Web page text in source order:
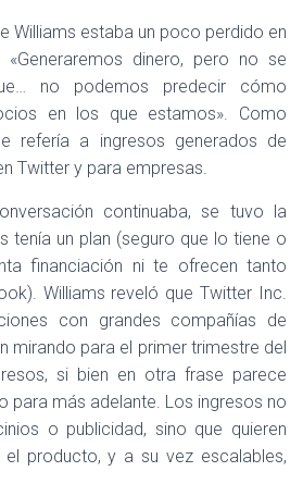
Williams estaba un poco perdido en
dinero, pero no se
no podemos predecir cómo
en los que estamos». Como
refería a ingresos generados de
Twitter y para empresas.
continuaba, se tuvo la
tenía un plan (seguro que lo tiene o
financiación ni te ofrecen tanto
Williams reveló que Twitter Inc.
con grandes compañías de
mirando para el primer trimestre del
si bien en otra frase parece
para más adelante. Los ingresos no
o publicidad, sino que quieren
producto, y a su vez escalables,